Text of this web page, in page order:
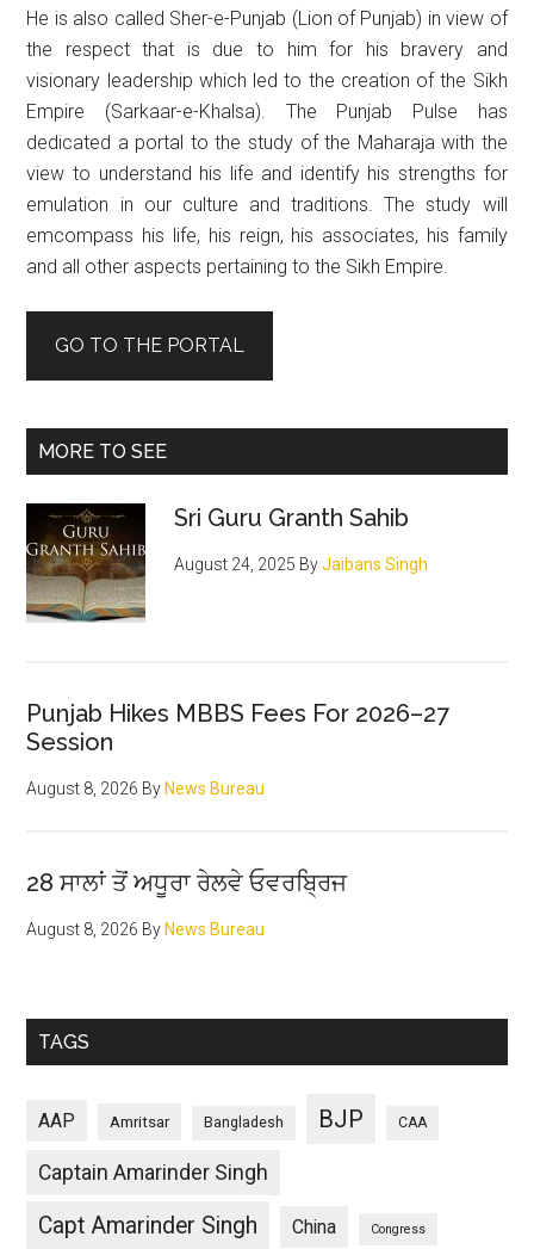
He is also called Sher-e-Punjab (Lion of Punjab) in view of
the respect that is due to him for his bravery and
visionary leadership which led to the creation of the Sikh
Empire (Sarkaar-e-Khalsa). The Punjab Pulse has
dedicated a portal to the study of the Maharaja with the
view to understand his life and identify his strengths for
emulation in our culture and traditions. The study will
emcompass his life, his reign, his associates, his family
and all other aspects pertaining to the Sikh Empire.
GO TO THE PORTAL
MORE TO SEE
Sri Guru Granth Sahib
August 24, 2025 ByJaibans Singh
Punjab Hikes MBBS Fees For 2026–27
Session
August 8, 2026 By News Bureau
28 ਸਾਲਾਂ ਤੋਂ ਅਧੂਰਾ ਰੇਲਵੇ ਓਵਰਬ੍ਰਿਜ
August 8, 2026 By News Bureau
TAGS
AAP Amritsar Bangladesh BJP CAA
Captain Amarinder Singh
Capt Amarinder Singh China Congress